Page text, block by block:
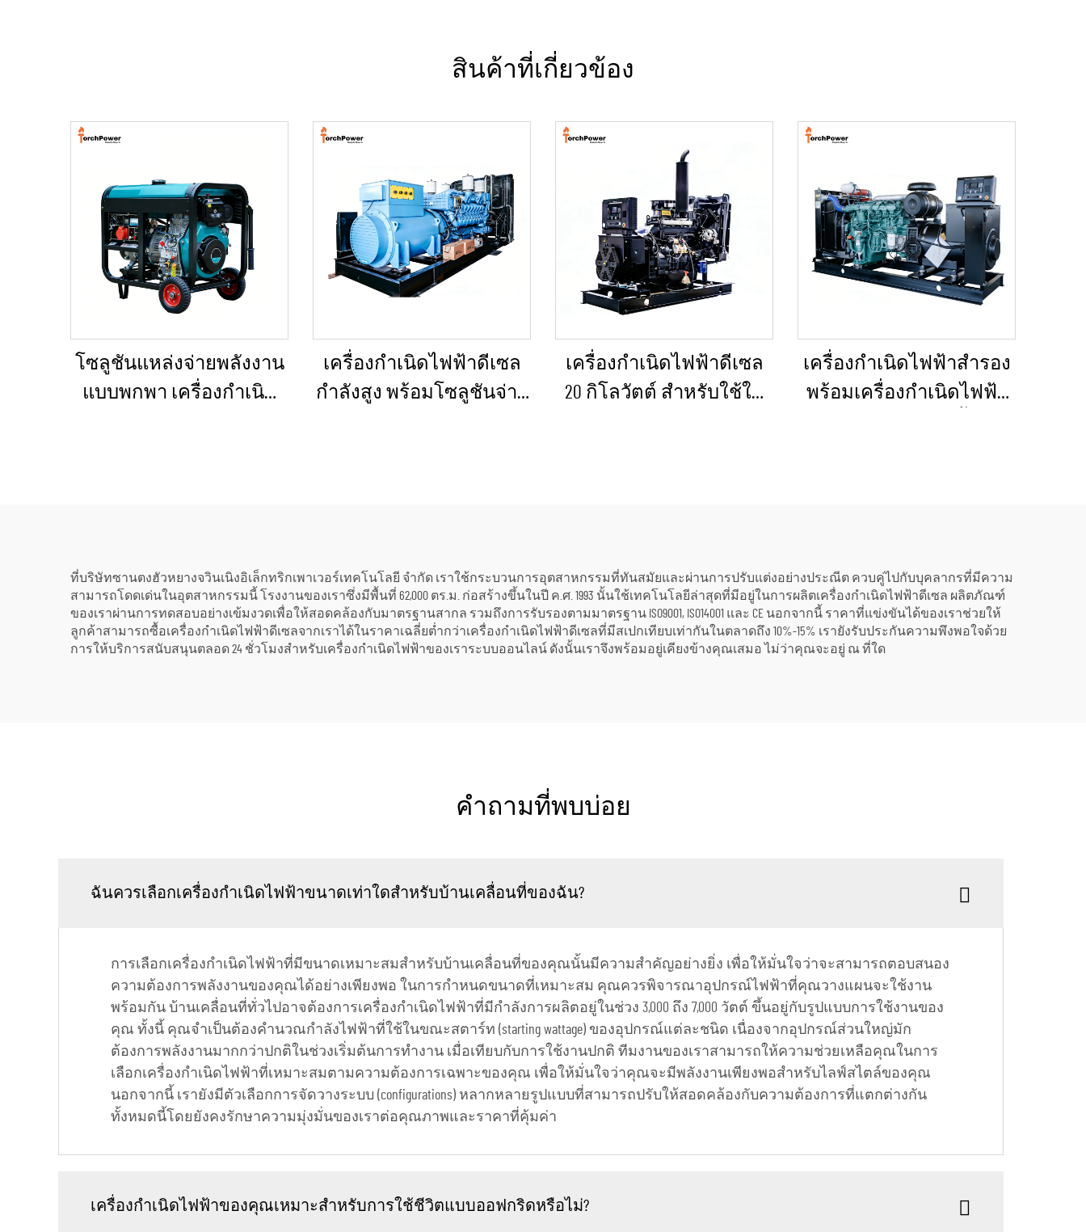
สินค้าที่เกี่ยวข้อง
โซลูชันแหล่งจ่ายพลังงาน
แบบพกพา เครื่องกำเนิด
เครื่องกำเนิดไฟฟ้าดีเซล
กำลังสูง พร้อมโซลูชันจ่าย
เครื่องกำเนิดไฟฟ้าดีเซล
20 กิโลวัตต์ สำหรับใช้ใน
เครื่องกำเนิดไฟฟ้าสำรอง
พร้อมเครื่องกำเนิดไฟฟ้า
ที่บริษัทซานตงฮัวหยางจวินเนิงอิเล็กทริกเพาเวอร์เทคโนโลยี จำกัด เราใช้กระบวนการอุตสาหกรรมที่ทันสมัยและผ่านการปรับแต่งอย่างประณีต ควบคู่ไปกับบุคลากรที่มีความ
สามารถโดดเด่นในอุตสาหกรรมนี้ โรงงานของเราซึ่งมีพื้นที่ 62,000 ตร.ม. ก่อสร้างขึ้นในปี ค.ศ. 1993 นั้นใช้เทคโนโลยีล่าสุดที่มีอยู่ในการผลิตเครื่องกำเนิดไฟฟ้าดีเซล ผลิตภัณฑ์
ของเราผ่านการทดสอบอย่างเข้มงวดเพื่อให้สอดคล้องกับมาตรฐานสากล รวมถึงการรับรองตามมาตรฐาน ISO9001, ISO14001 และ CE นอกจากนี้ ราคาที่แข่งขันได้ของเราช่วยให้
ลูกค้าสามารถซื้อเครื่องกำเนิดไฟฟ้าดีเซลจากเราได้ในราคาเฉลี่ยต่ำกว่าเครื่องกำเนิดไฟฟ้าดีเซลที่มีสเปกเทียบเท่ากันในตลาดถึง 10%-15% เรายังรับประกันความพึงพอใจด้วย
การให้บริการสนับสนุนตลอด 24 ชั่วโมงสำหรับเครื่องกำเนิดไฟฟ้าของเราระบบออนไลน์ ดังนั้นเราจึงพร้อมอยู่เคียงข้างคุณเสมอ ไม่ว่าคุณจะอยู่ ณ ที่ใด
คำถามที่พบบ่อย
ฉันควรเลือกเครื่องกำเนิดไฟฟ้าขนาดเท่าใดสำหรับบ้านเคลื่อนที่ของฉัน?
การเลือกเครื่องกำเนิดไฟฟ้าที่มีขนาดเหมาะสมสำหรับบ้านเคลื่อนที่ของคุณนั้นมีความสำคัญอย่างยิ่ง เพื่อให้มั่นใจว่าจะสามารถตอบสนอง
ความต้องการพลังงานของคุณได้อย่างเพียงพอ ในการกำหนดขนาดที่เหมาะสม คุณควรพิจารณาอุปกรณ์ไฟฟ้าที่คุณวางแผนจะใช้งาน
พร้อมกัน บ้านเคลื่อนที่ทั่วไปอาจต้องการเครื่องกำเนิดไฟฟ้าที่มีกำลังการผลิตอยู่ในช่วง 3,000 ถึง 7,000 วัตต์ ขึ้นอยู่กับรูปแบบการใช้งานของ
คุณ ทั้งนี้ คุณจำเป็นต้องคำนวณกำลังไฟฟ้าที่ใช้ในขณะสตาร์ท (starting wattage) ของอุปกรณ์แต่ละชนิด เนื่องจากอุปกรณ์ส่วนใหญ่มัก
ต้องการพลังงานมากกว่าปกติในช่วงเริ่มต้นการทำงาน เมื่อเทียบกับการใช้งานปกติ ทีมงานของเราสามารถให้ความช่วยเหลือคุณในการ
เลือกเครื่องกำเนิดไฟฟ้าที่เหมาะสมตามความต้องการเฉพาะของคุณ เพื่อให้มั่นใจว่าคุณจะมีพลังงานเพียงพอสำหรับไลฟ์สไตล์ของคุณ
นอกจากนี้ เรายังมีตัวเลือกการจัดวางระบบ (configurations) หลากหลายรูปแบบที่สามารถปรับให้สอดคล้องกับความต้องการที่แตกต่างกัน
ทั้งหมดนี้โดยยังคงรักษาความมุ่งมั่นของเราต่อคุณภาพและราคาที่คุ้มค่า
เครื่องกำเนิดไฟฟ้าของคุณเหมาะสำหรับการใช้ชีวิตแบบออฟกริดหรือไม่?